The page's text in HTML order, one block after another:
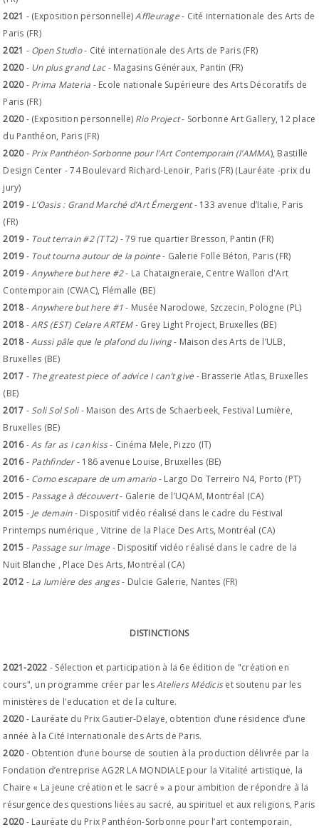
2021 - (Exposition personnelle)Affleurage- Cité internationale des Arts de
Paris (FR)
2021 - Open Studio- Cité internationale des Arts de Paris (FR)
2020- Un plus grand Lac- Magasins Généraux, Pantin (FR)
2020- Prima Materia - Ecole nationale Supérieure des Arts Décoratifs de
Paris (FR)
2020- (Exposition personnelle) Rio Project- Sorbonne Art Gallery, 12 place
du Panthéon, Paris (FR)
2020- Prix Panthéon-Sorbonne pour l’Art Contemporain (l’AMMA), Bastille
Design Center - 74 Boulevard Richard-Lenoir, Paris (FR) (Lauréate -prix du
jury)
2019-L’Oasis : Grand Marché d’Art Émergent- 133 avenue d’Italie, Paris
(FR)
2019- Tout terrain #2 (TT2)- 79 rue quartier Bresson, Pantin (FR)
2019- Tout tourna autour de la pointe- Galerie Folle Béton, Paris (FR)
2019-Anywhere but here #2- La Chataigneraie, Centre Wallon d'Art
Contemporain (CWAC), Flémalle (BE)
2018-Anywhere but here #1- Musée Narodowe, Szczecin, Pologne (PL)
2018-ARS (EST) Celare ARTEM- Grey Light Project, Bruxelles (BE)
2018-Aussi pâle que le plafond du living- Maison des Arts de l’ULB,
Bruxelles (BE)
2017 - The greatest piece of advice I can’t give - Brasserie Atlas, Bruxelles
(BE)
2017 -Soli Sol Soli- Maison des Arts de Schaerbeek, Festival Lumière,
Bruxelles (BE)
2016-As far as I can kiss- Cinéma Mele, Pizzo (IT)
2016- Pathfinder- 186 avenue Louise, Bruxelles (BE)
2016- Como escapare de um amario- Largo Do Terreiro N4, Porto (PT)
2015 - Passage à découvert- Galerie de l’UQAM, Montréal (CA)
2015 - Je demain- Dispositif vidéo réalisé dans le cadre du Festival
Printemps numérique , Vitrine de la Place Des Arts, Montréal (CA)
2015 - Passage sur image - Dispositif vidéo réalisé dans le cadre de la
Nuit Blanche , Place Des Arts, Montréal (CA)
2012 - La lumière des anges- Dulcie Galerie, Nantes (FR)
DISTINCTIONS
2021-2022 - Sélection et participation à la 6e édition de "création en
cours", un programme créer par lesAteliers Médiciset soutenu par les
ministères de l'education et de la culture.
2020- Lauréate du Prix Gautier-Delaye, obtention d’une résidence d’une
année à la Cité Internationale des Arts de Paris.
2020- Obtention d’une bourse de soutien à la production délivrée par la
Fondation d’entreprise AG2R LA MONDIALE pour la Vitalité artistique, la
Chaire « La jeune création et le sacré » a pour ambition de répondre à la
résurgence des questions liées au sacré, au spirituel et aux religions, Paris
2020- Lauréate du Prix Panthéon-Sorbonne pour l’art contemporain,